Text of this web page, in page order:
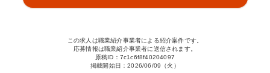
この求人は職業紹介事業者による紹介案件です。
応募情報は職業紹介事業者に送信されます。
原稿ID： 7c1c6f8f40204097
掲載開始日：2026/06/09（火）